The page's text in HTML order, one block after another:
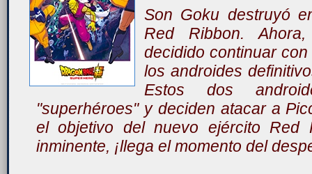
Son Goku destruyó
Red Ribbon.
decidido continuar
los androides
Estos dos
"superhéroes" y deciden atacar a
el objetivo del nuevo ejército Red
inminente, ¡llega el momento del